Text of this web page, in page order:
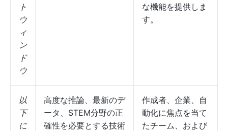
ト
ウ
ィ
ン
ド
ウ
な機能を提供しま
す。
以
下
に
高度な推論、最新のデ
ータ、STEM分野の正
確性を必要とする技術
作成者、企業、自
動化に焦点を当て
たチーム、および